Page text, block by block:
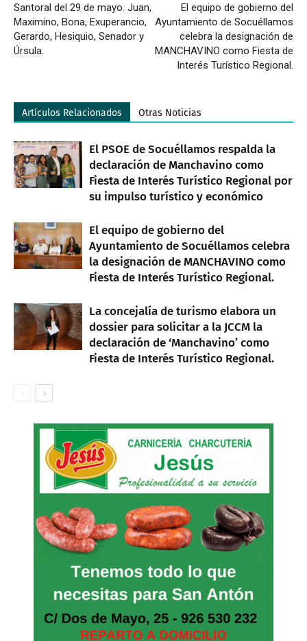
Santoral del 29 de mayo. Juan,
Maximino, Bona, Exuperancio,
Gerardo, Hesiquio, Senador y
Úrsula.
El equipo de gobierno del
Ayuntamiento de Socuéllamos
celebra la designación de
MANCHAVINO como Fiesta de
Interés Turístico Regional.
Artículos Relacionados Otras Noticias
El PSOE de Socuéllamos respalda la
declaración de Manchavino como
Fiesta de Interés Turístico Regional por
su impulso turístico y económico
El equipo de gobierno del
Ayuntamiento de Socuéllamos celebra
la designación de MANCHAVINO como
Fiesta de Interés Turístico Regional.
La concejalía de turismo elabora un
dossier para solicitar a la JCCM la
declaración de ‘Manchavino’ como
Fiesta de Interés Turístico Regional.